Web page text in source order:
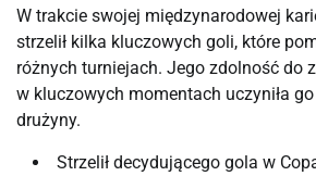
W trakcie swojej międzynarodowej
strzelił kilka kluczowych goli, które
różnych turniejach. Jego zdolność do
w kluczowych momentach uczyniła
drużyny.
Strzelił decydującego gola w